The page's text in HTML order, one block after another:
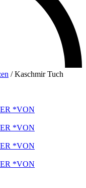
/Kaschmir Tuch